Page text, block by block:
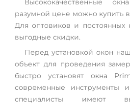
Высококачественные
разумной цене можно купить
Для оптовиков и постоянных
выгодные скидки.
Перед установкой окон
объект для проведения
быстро установят окна
современные инструменты
специалисты имеют